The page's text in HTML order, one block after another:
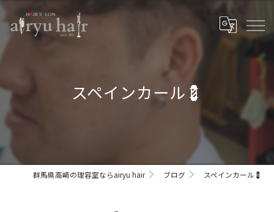
スペインカール💈
群馬県高崎の理容室ならairyu hair ブログ スペインカール💈